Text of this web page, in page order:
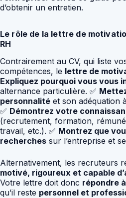
d’obtenir un entretien.
Le rôle de la lettre de
RH
Contrairement au CV, qui liste
compétences, le lettre de
Expliquez pourquoi vous vous
alternance particulière. ✅
personnalité et son adéquation
✅ Démontrez votre
(recrutement, formation,
travail, etc.). ✅ Montrez que
recherches sur l’entreprise et
Alternativement, les recruteurs
motivé, rigoureux et capable
Votre lettre doit donc répondre
qu’il reste personnel et